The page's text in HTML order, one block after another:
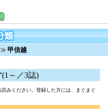
甲信越
(1～／3誌)
みください。登録した方には、まぐまぐ